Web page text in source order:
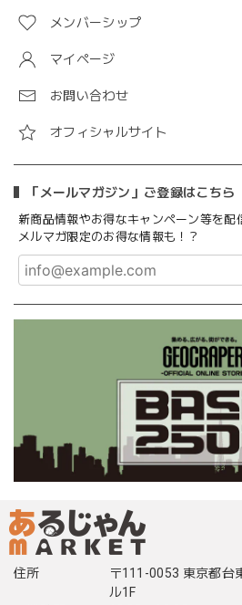
メンバーシップ
マイページ
お問い合わせ
オフィシャルサイト
「メールマガジン」ご登録はこちら
新商品情報やお得なキャンペーン等を配
メルマガ限定のお得な情報も！？
住所
〒111-0053 東京都台
ル1F